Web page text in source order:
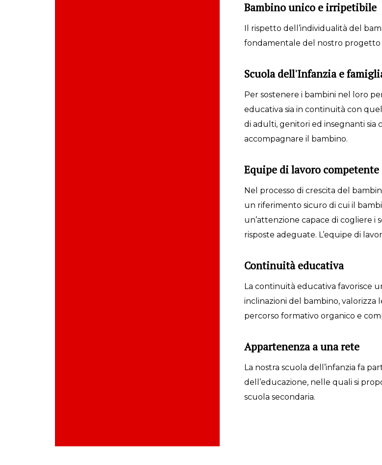
Bambino unico e irripetibile
Il rispetto dell’individualità del
fondamentale del nostro progetto
Scuola dell'Infanzia e
Per sostenere i bambini nel loro
educativa sia in continuità con
di adulti, genitori ed insegnanti sia
accompagnare il bambino.
Equipe di lavoro
Nel processo di crescita del
un riferimento sicuro di cui il
un’attenzione capace di cogliere i
risposte adeguate. L’equipe di
Continuità educativa
La continuità educativa favorisce
inclinazioni del bambino, valorizza
percorso formativo organico e
Appartenenza a una rete
La nostra scuola dell’infanzia fa
dell’educazione, nelle quali si
scuola secondaria.